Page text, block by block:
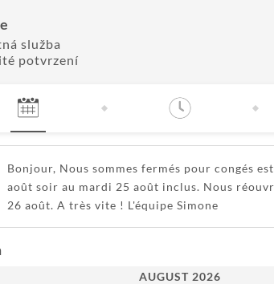
služba
potvrzení
Bonjour, Nous sommes fermés pour congés
août soir au mardi 25 août inclus. Nous
26 août. A très vite ! L'équipe Simone
AUGUST 2026